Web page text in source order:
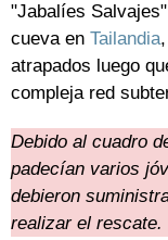
"Jabalíes
cueva en Tailandia
atrapados luego
compleja red
Debido al cuadro
padecían varios
debieron
realizar el rescate.